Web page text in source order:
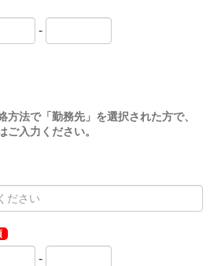
-
法で「勤務先」を選択された方で、
ご入力ください。
-